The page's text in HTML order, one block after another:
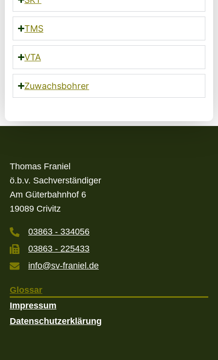
TMS
VTA
Zuwachsbohrer
Thomas Franiel
ö.b.v. Sachverständiger
Am Güterbahnhof 6
19089 Crivitz
03863 - 334056
03863 - 225433
info@sv-franiel.de
Glossar
Impressum
Datenschutzerklärung